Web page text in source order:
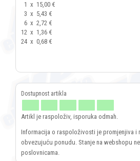
1 x 15,00 €
3 x 5,43 €
6 x 2,72 €
12 x 1,36 €
24 x 0,68 €
Artikl je raspoloživ, isporuka odmah.
Informacija o raspoloživosti je promjenjiva i
obvezujuću ponudu. Stanje na webshopu
poslovnicama.